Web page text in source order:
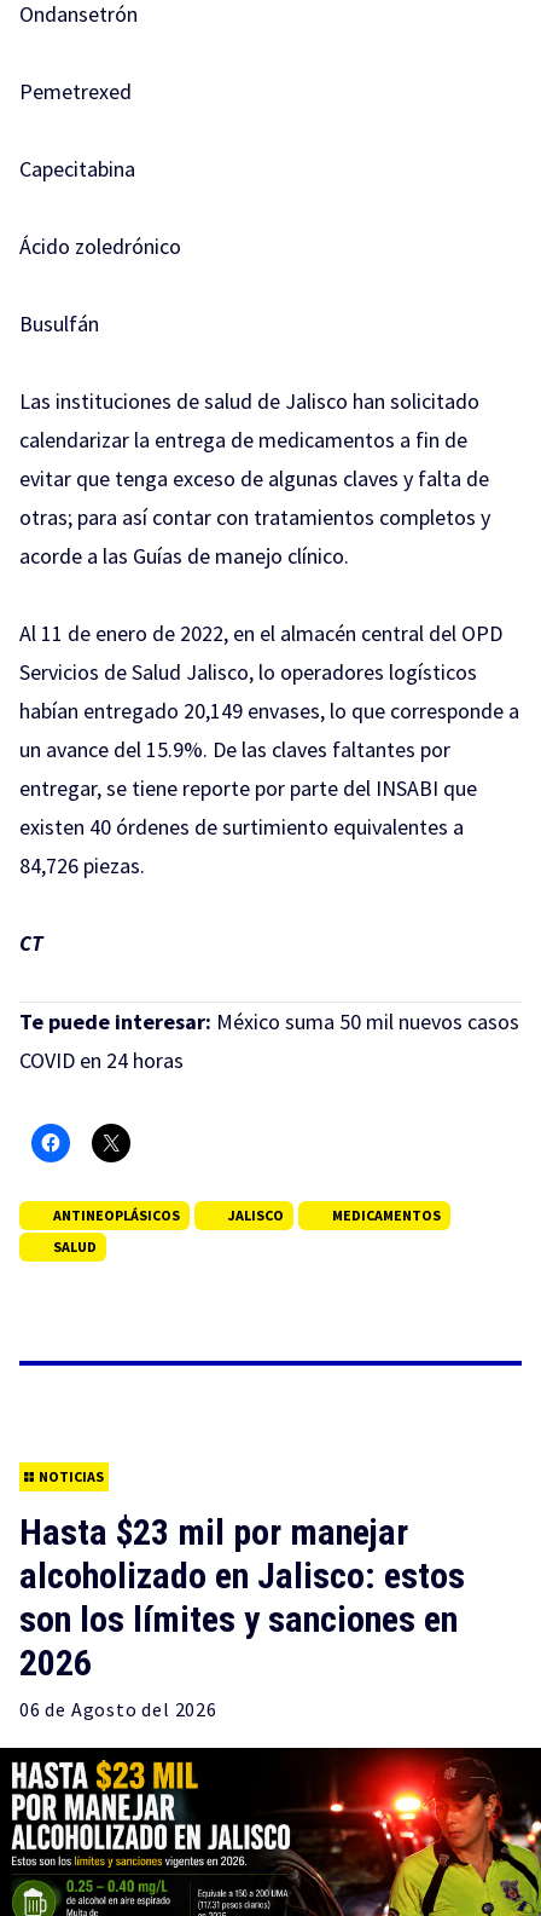
Ondansetrón
Pemetrexed
Capecitabina
Ácido zoledrónico
Busulfán
Las instituciones de salud de Jalisco han solicitado
calendarizar la entrega de medicamentos a fin de
evitar que tenga exceso de algunas claves y falta de
otras; para así contar con tratamientos completos y
acorde a las Guías de manejo clínico.
Al 11 de enero de 2022, en el almacén central del OPD
Servicios de Salud Jalisco, lo operadores logísticos
habían entregado 20,149 envases, lo que corresponde a
un avance del 15.9%. De las claves faltantes por
entregar, se tiene reporte por parte del INSABI que
existen 40 órdenes de surtimiento equivalentes a
84,726 piezas.
CT
Te puede interesar: México suma 50 mil nuevos casos
COVID en 24 horas
ANTINEOPLÁSICOS JALISCO
MEDICAMENTOS
SALUD
NOTICIAS
Hasta $23 mil por manejar
alcoholizado en Jalisco: estos
son los límites y sanciones en
2026
06 de Agosto del 2026